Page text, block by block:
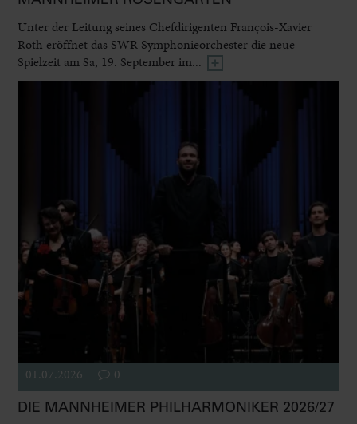
Unter der Leitung seines Chefdirigenten François-Xavier
Roth eröffnet das SWR Symphonieorchester die neue
Spielzeit am Sa, 19. September im...
01.07.2026 0
DIE MANNHEIMER PHILHARMONIKER 2026/27